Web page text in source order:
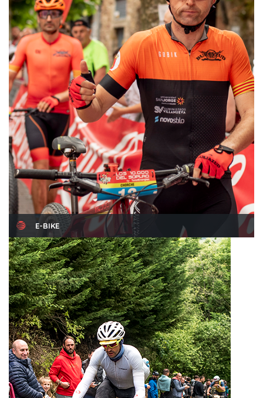
E-BIKE
Sábado 23 de mayo de 2026Read More